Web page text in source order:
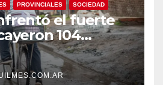
PROVINCIALES SOCIEDAD
el fuerte
104
lluvia en 24